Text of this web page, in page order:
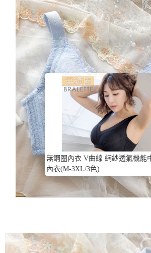
無鋼圈內衣 V曲線 網紗透氣機能
內衣(M-3XL/3色)